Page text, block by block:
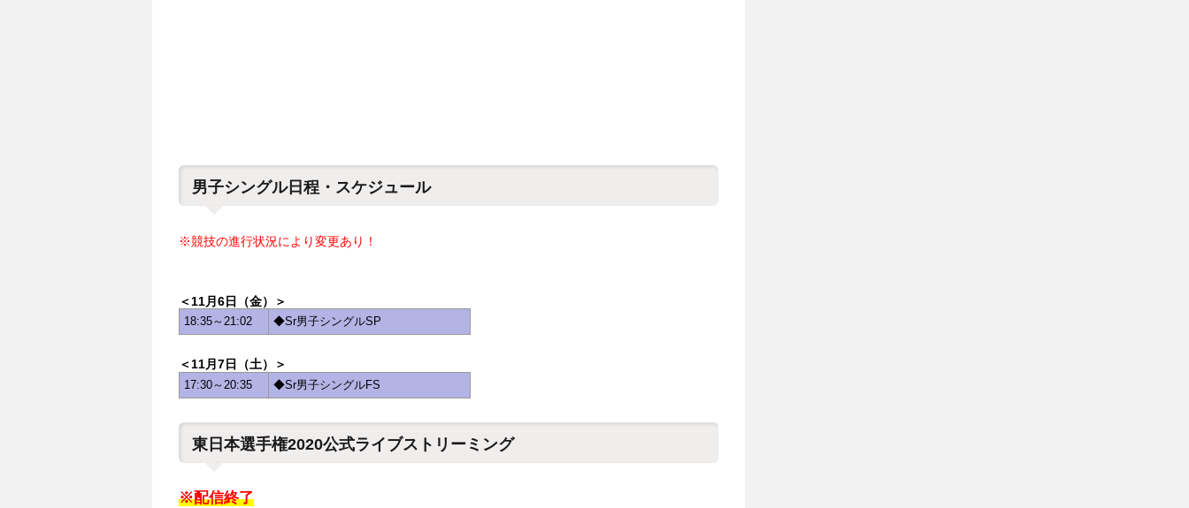
男子シングル日程・スケジュール
※競技の進行状況により変更あり！
＜11月6日（金）＞
18:35～21:02 ◆Sr男子シングルSP
＜11月7日（土）＞
17:30～20:35 ◆Sr男子シングルFS
東日本選手権2020公式ライブストリーミング
※配信終了